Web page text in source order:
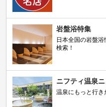
岩盤浴特集
日本全国の岩盤
検索！
ニフティ温泉
温泉にもっと行き